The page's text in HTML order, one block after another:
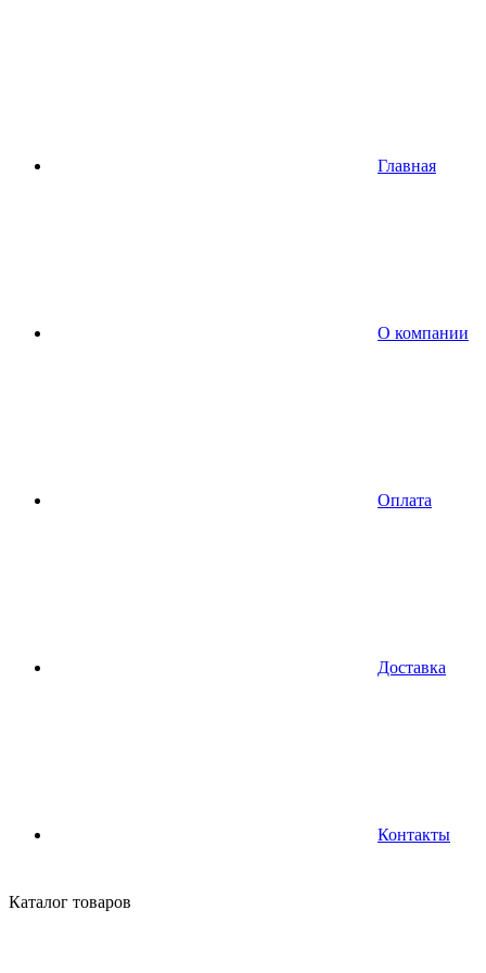
Главная
О компании
Оплата
Доставка
Контакты
Каталог товаров